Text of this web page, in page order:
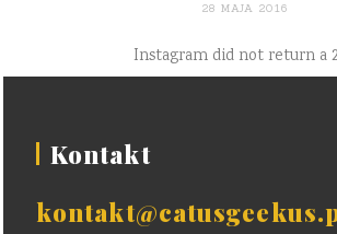
28 MAJA 2016
Instagram did not return a
Kontakt